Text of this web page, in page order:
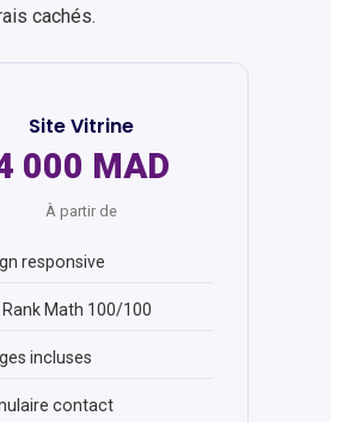
cachés.
Site Vitrine
000 MAD
À partir de
responsive
Rank Math 100/100
incluses
contact